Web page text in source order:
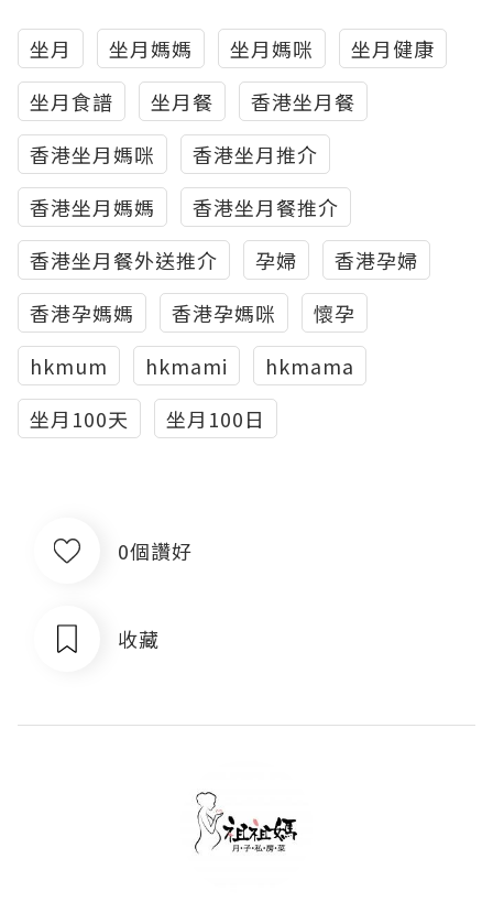
坐月 坐月媽媽 坐月媽咪
坐月健康
坐月食譜
坐月餐
香港坐月餐
香港坐月媽咪
香港坐月推介
香港坐月媽媽
香港坐月餐推介
香港坐月餐外送推介
孕婦
香港孕婦
香港孕媽媽
香港孕媽咪
懷孕
hkmum
hkmami
hkmama
坐月100天
坐月100日
0個讚好
收藏